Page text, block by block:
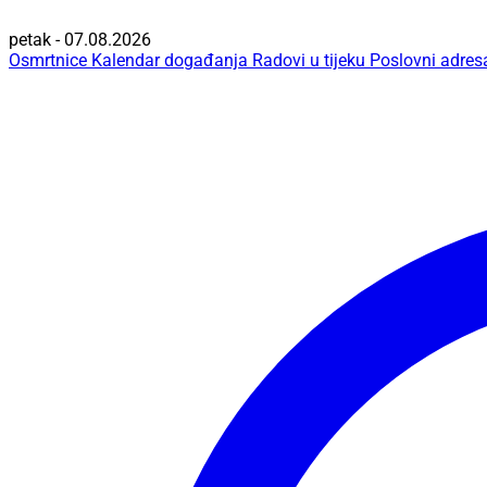
petak - 07.08.2026
Osmrtnice Kalendar događanja Radovi u tijeku Poslovni